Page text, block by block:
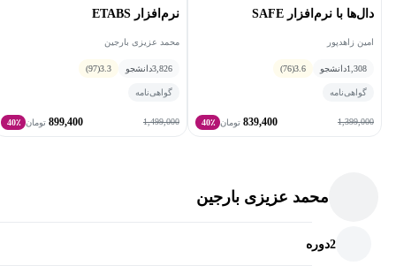
دال‌ها با نرم‌افزار SAFE
امین زاهدپور
1,308دانشجو 3.6
(76)
گواهی‌نامه
1,399,000
839,400 تومان 40٪
نرم‌افزار ETABS
محمد عزیزی بارجین
3,826دانشجو 3.3
(97)
گواهی‌نامه
1,499,000
899,400 تومان 40٪
محمد عزیزی بارجین
2دوره